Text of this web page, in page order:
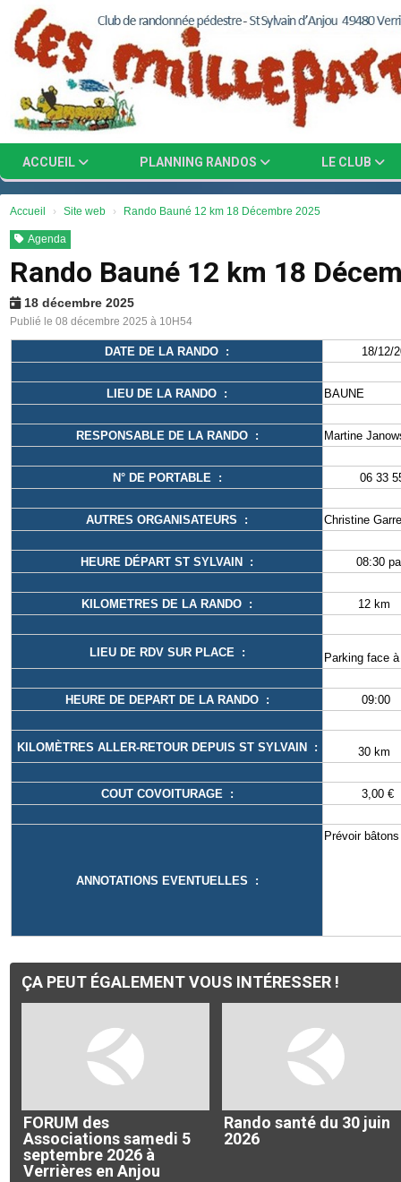
ACCUEIL PLANNING RANDOS LE CLUB
Accueil Site web Rando Bauné 12 km 18 Décembre 2025
Agenda
Rando Bauné 12 km 18
18 décembre 2025
Publié le 08 décembre 2025 à 10H54
DATE DE LA RANDO :
LIEU DE LA RANDO : BAUNE
RESPONSABLE DE LA RANDO : Martine
N° DE PORTABLE : 06
AUTRES ORGANISATEURS : Christine
HEURE DÉPART ST SYLVAIN : 08:30
KILOMETRES DE LA RANDO :
LIEU DE RDV SUR PLACE : Parking face
HEURE DE DEPART DE LA RANDO :
KILOMÈTRES ALLER-RETOUR DEPUIS ST SYLVAIN :
COUT COVOITURAGE :
ANNOTATIONS EVENTUELLES :
Prévoir
ÇA PEUT ÉGALEMENT VOUS INTÉRESSER !
FORUM des
Associations samedi 5
septembre 2026 à
Verrières en Anjou
Rando santé du 30 juin
2026
Panneau de gestion des cookies